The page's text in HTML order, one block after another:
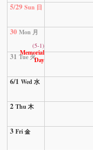
5/29 Sun 日
30 Mon 月
(5-1)
Memorial
Day
31 Tue 火
6/1 Wed 水
2 Thu 木
3 Fri 金
CALENDAR
HISTORY